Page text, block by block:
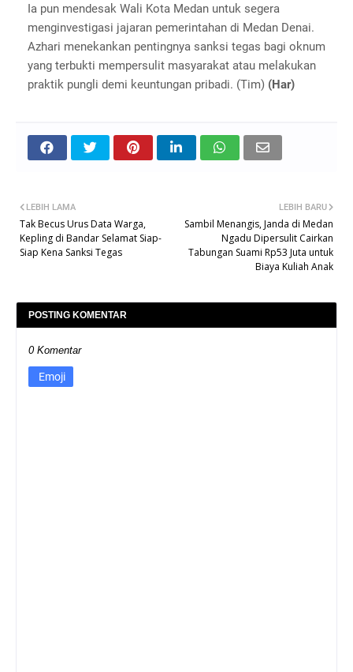
Ia pun mendesak Wali Kota Medan untuk segera
menginvestigasi jajaran pemerintahan di Medan Denai.
Azhari menekankan pentingnya sanksi tegas bagi oknum
yang terbukti mempersulit masyarakat atau melakukan
praktik pungli demi keuntungan pribadi. (Tim) (Har)
LEBIH BARU
Sambil Menangis, Janda di Medan
Ngadu Dipersulit Cairkan
Tabungan Suami Rp53 Juta untuk
Biaya Kuliah Anak
LEBIH LAMA
Tak Becus Urus Data Warga,
Kepling di Bandar Selamat Siap-
Siap Kena Sanksi Tegas
POSTING KOMENTAR
0 Komentar
Emoji